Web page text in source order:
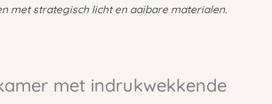
met strategisch licht en aaibare materialen.
met indrukwekkende